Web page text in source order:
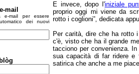
mail
e-mail per essere
dei nuovi
E invece, dopo l'iniziale
proprio oggi mi viene da
rotto i coglioni”, dedicata
Per carità, dire che ha rotto
c'è, visto che ha il grande
tacciono per convenienza.
sua capacità di far ridere e
satirica che anche a me